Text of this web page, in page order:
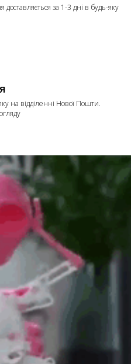
за 1-3 дні в будь-яку
на відділенні Нової Пошти.